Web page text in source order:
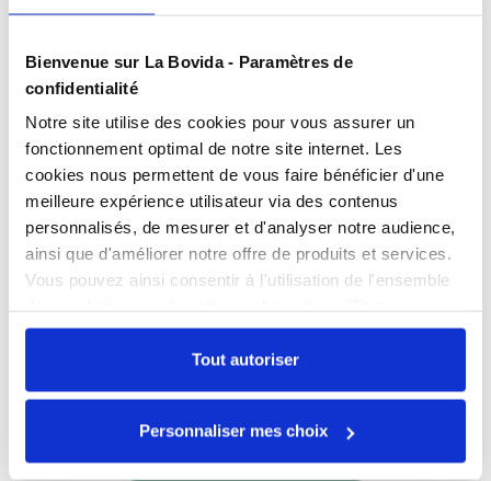
Bienvenue sur La Bovida - Paramètres de
confidentialité
Notre site utilise des cookies pour vous assurer un
fonctionnement optimal de notre site internet. Les
cookies nous permettent de vous faire bénéficier d'une
meilleure expérience utilisateur via des contenus
personnalisés, de mesurer et d'analyser notre audience,
ainsi que d'améliorer notre offre de produits et services.
Vous pouvez ainsi consentir à l'utilisation de l'ensemble
autoriser". Cependant, si vous ne souhaitez autoriser que
certains types de cookies, veuillez cliquer sur
"Personnaliser mes choix".
Tout autoriser
Personnaliser mes choix
Présentation
Gamme barquettes : MCL grand format
Taille barquettes : 227 x 177 mm
Nombre de poses : 2
Laize bobine mini : 190 mm
Caractéristiques
Documents téléchargeables
FPP_0109159220.PDF
Échangez par écrit
Nos experts sont disponibles par écrit pour
répondre à toutes vos questions sur le